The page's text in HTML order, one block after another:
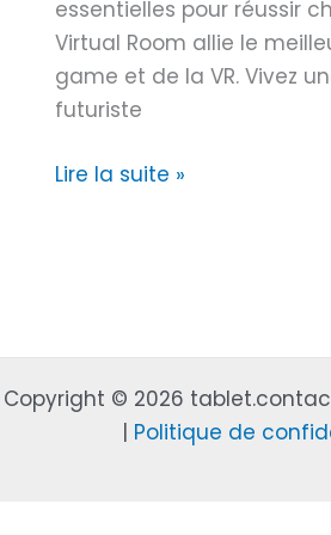
t
é
v
i
t
e
à
essentielles pour réussir
Virtual Room allie le
game et de la VR. Vivez
futuriste
E
a
Lire la suite »
Copyright © 2026
| Politique de